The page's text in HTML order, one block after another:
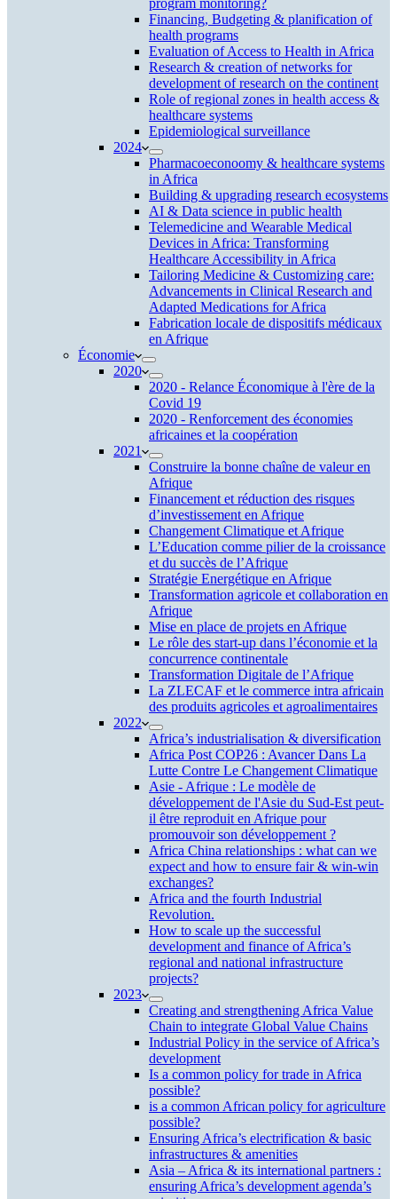
program monitoring?
Financing, Budgeting & planification of
health programs
Evaluation of Access to Health in Africa
Research & creation of networks for
development of research on the continent
Role of regional zones in health access &
healthcare systems
Epidemiological surveillance
2024
Pharmacoeconoomy & healthcare systems
in Africa
Building & upgrading research ecosystems
AI & Data science in public health
Telemedicine and Wearable Medical
Devices in Africa: Transforming
Healthcare Accessibility in Africa
Tailoring Medicine & Customizing care:
Advancements in Clinical Research and
Adapted Medications for Africa
Fabrication locale de dispositifs médicaux
en Afrique
Économie
2020
2020 - Relance Économique à l'ère de la
Covid 19
2020 - Renforcement des économies
africaines et la coopération
2021
Construire la bonne chaîne de valeur en
Afrique
Financement et réduction des risques
d’investissement en Afrique
Changement Climatique et Afrique
L’Education comme pilier de la croissance
et du succès de l’Afrique
Stratégie Energétique en Afrique
Transformation agricole et collaboration en
Afrique
Mise en place de projets en Afrique
Le rôle des start-up dans l’économie et la
concurrence continentale
Transformation Digitale de l’Afrique
La ZLECAF et le commerce intra africain
des produits agricoles et agroalimentaires
2022
Africa’s industrialisation & diversification
Africa Post COP26 : Avancer Dans La
Lutte Contre Le Changement Climatique
Asie - Afrique : Le modèle de
développement de l'Asie du Sud-Est peut-
il être reproduit en Afrique pour
promouvoir son développement ?
Africa China relationships : what can we
expect and how to ensure fair & win-win
exchanges?
Africa and the fourth Industrial
Revolution.
How to scale up the successful
development and finance of Africa’s
regional and national infrastructure
projects?
2023
Creating and strengthening Africa Value
Chain to integrate Global Value Chains
Industrial Policy in the service of Africa’s
development
Is a common policy for trade in Africa
possible?
is a common African policy for agriculture
possible?
Ensuring Africa’s electrification & basic
infrastructures & amenities
Asia – Africa & its international partners :
ensuring Africa’s development agenda’s